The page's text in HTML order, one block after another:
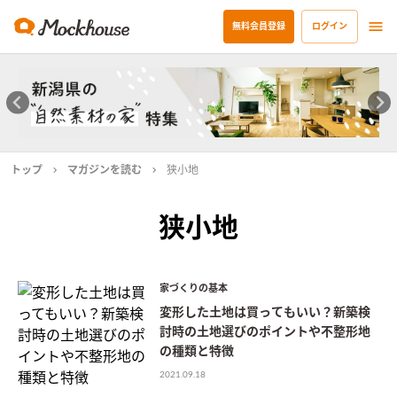
無料会員登録 ログイン
トップ マガジンを読む 狭小地
狭小地
家づくりの基本
変形した土地は買ってもいい？新築検
討時の土地選びのポイントや不整形地
の種類と特徴
2021.09.18